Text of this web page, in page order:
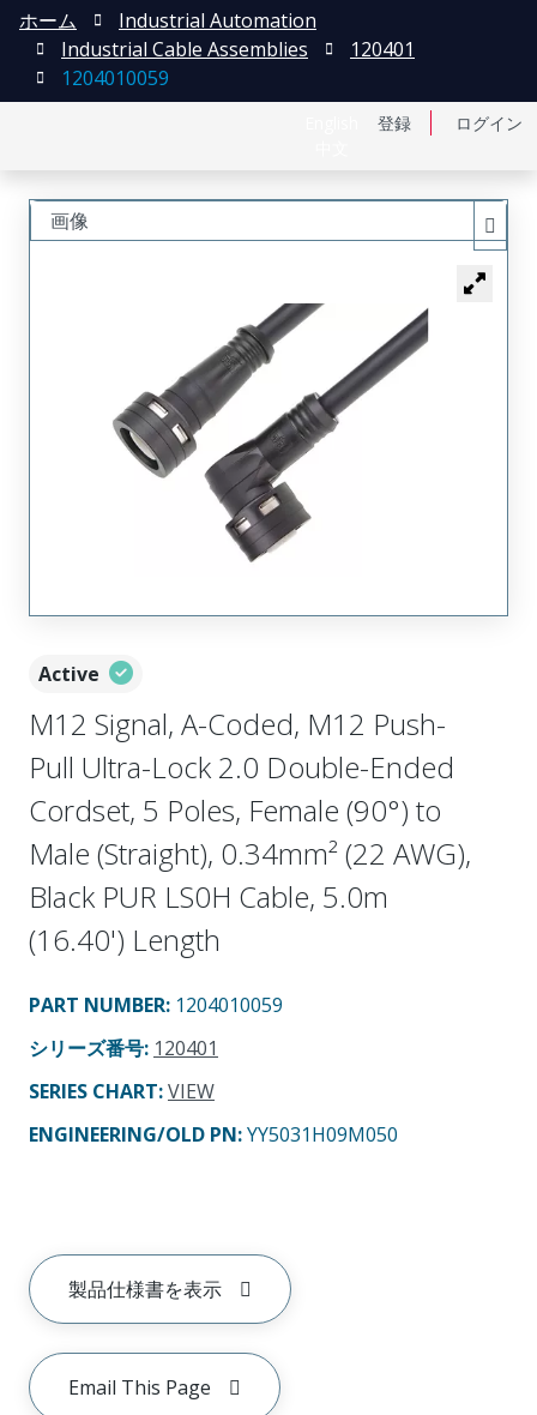
登録 ログイン
ホーム
Industrial Automation
Industrial Cable Assemblies
120401
1204010059
Active
M12 Signal, A-Coded, M12 Push-
Pull Ultra-Lock 2.0 Double-Ended
Cordset, 5 Poles, Female (90°) to
Male (Straight), 0.34mm² (22 AWG),
Black PUR LS0H Cable, 5.0m
(16.40') Length
PART NUMBER: 1204010059
シリーズ番号: 120401
SERIES CHART:VIEW
ENGINEERING/OLD PN:YY5031H09M050
製品仕様書を表示
Email This Page
画像